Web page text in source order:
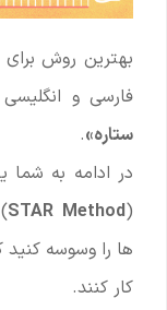
بهترین روش
فارسی و
ستاره».
در ادامه به شما
(
STAR Method
ها را وسوسه
کار کنند.